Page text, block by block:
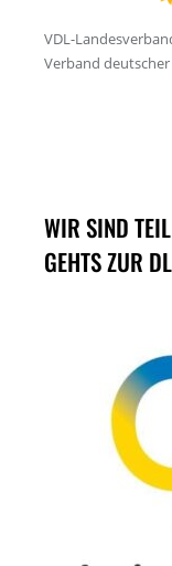
WIR SIND
GEHTS ZUR